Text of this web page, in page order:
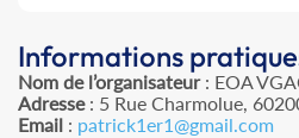
Informations
Nom de l’organisateur: EOA
Adresse: 5 Rue Charmolue,
Email : patrick1er1@gmail.com